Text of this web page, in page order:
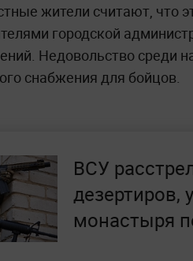
жители считают, что
городской
Недовольство среди
снабжения для бойцов.
ВСУ
дезертиров,
монастыря